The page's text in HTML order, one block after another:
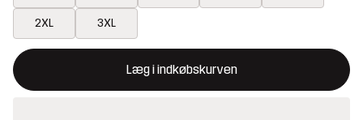
2XL 3XL
Læg i indkøbskurven
Denne knap åbner en modal, der bekræfter en ny vare i
{{size}} ikke tilgængelig